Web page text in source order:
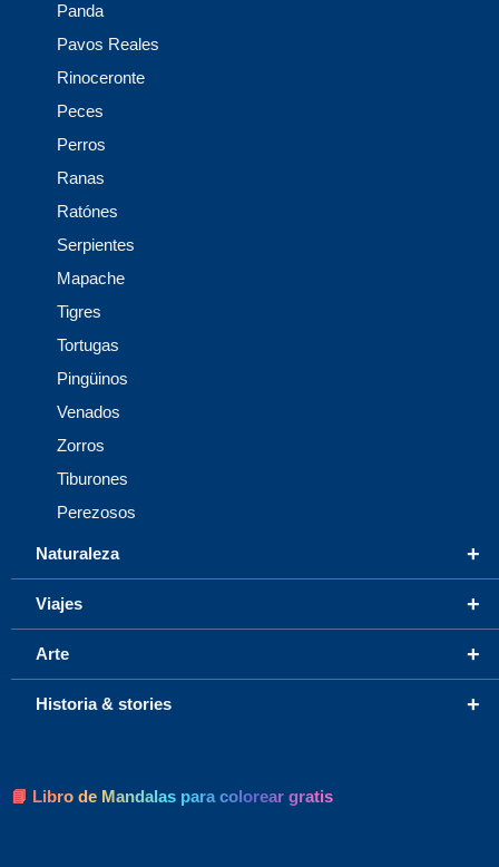
Panda
Pavos Reales
Rinoceronte
Peces
Perros
Ranas
Ratónes
Serpientes
Mapache
Tigres
Tortugas
Pingüinos
Venados
Zorros
Tiburones
Perezosos
+
Naturaleza
+
Viajes
+
Arte
+
Historia & stories
📘 Libro de Mandalas para colorear gratis